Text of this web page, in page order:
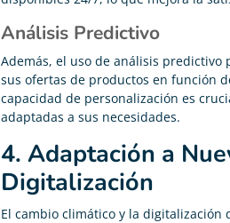
Análisis Predictivo
Además, el uso de análisis
sus ofertas de productos en función
capacidad de personalización es
adaptadas a sus necesidades.
4. Adaptación a
Digitalización
El cambio climático y la